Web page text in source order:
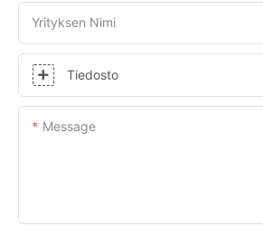
Yrityksen Nimi
Tiedosto
Message